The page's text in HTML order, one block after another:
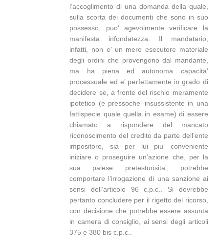
l’accoglimento di una domanda della quale,
sulla scorta dei documenti che sono in suo
possesso, puo’ agevolmente verificare la
manifesta infondatezza. Il mandatario,
infatti, non e’ un mero esecutore materiale
degli ordini che provengono dal mandante,
ma ha piena ed autonoma capacita’
processuale ed e’ perfettamente in grado di
decidere se, a fronte del rischio meramente
ipotetico (e pressoche’ insussistente in una
fattispecie quale quella in esame) di essere
chiamato a rispondere del mancato
riconoscimento del credito da parte dell’ente
impositore, sia per lui piu’ conveniente
iniziare o proseguire un’azione che, per la
sua palese pretestuosita’, potrebbe
comportare l’irrogazione di una sanzione ai
sensi dell’articolo 96 c.p.c.. Si dovrebbe
pertanto concludere per il rigetto del ricorso,
con decisione che potrebbe essere assunta
in camera di consiglio, ai sensi degli articoli
375 e 380 bis c.p.c..